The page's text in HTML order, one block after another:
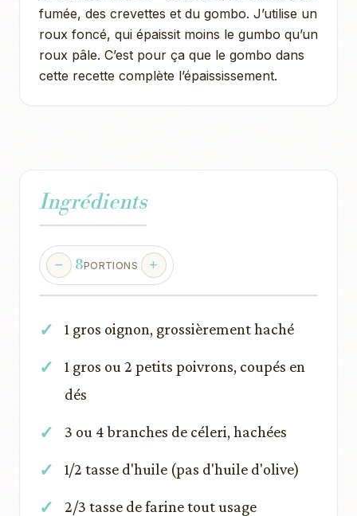
fumée, des crevettes et du gombo. J’utilise un
roux foncé, qui épaissit moins le gumbo qu’un
roux pâle. C’est pour ça que le gombo dans
cette recette complète l’épaississement.
Ingrédients
8PORTIONS
1 gros oignon, grossièrement haché
1 gros ou 2 petits poivrons, coupés en
dés
3 ou 4 branches de céleri, hachées
1/2 tasse d'huile (pas d'huile d'olive)
2/3 tasse de farine tout usage